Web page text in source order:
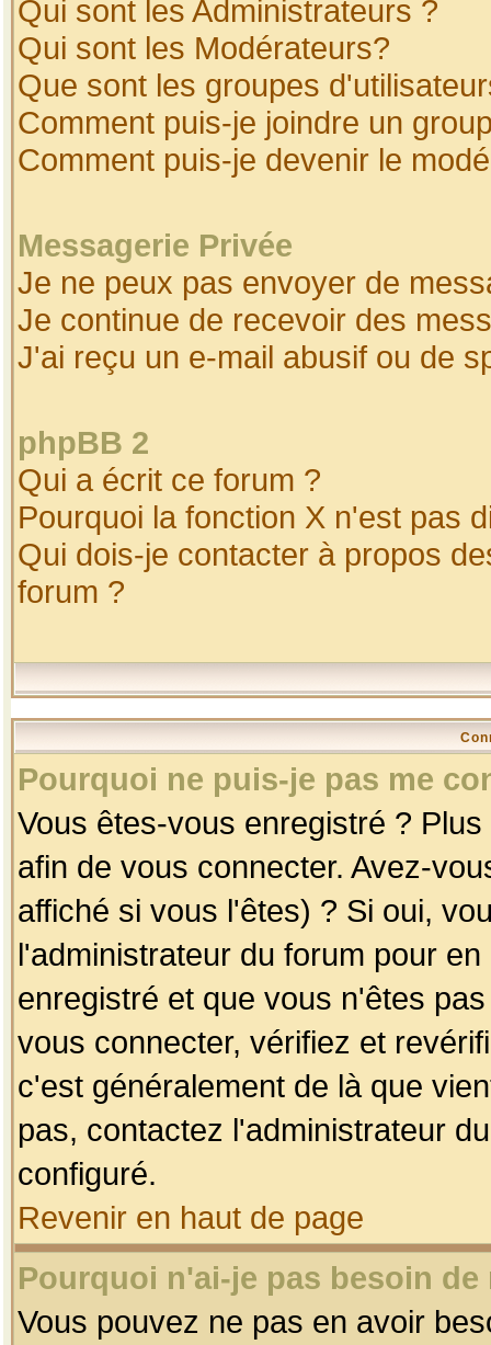
Qui sont les Administrateurs ?
Qui sont les Modérateurs?
Que sont les groupes
Comment puis-je joindre un
Comment puis-je devenir le
Messagerie Privée
Je ne peux pas envoyer de
Je continue de recevoir des
J'ai reçu un e-mail abusif ou de
phpBB 2
Qui a écrit ce forum ?
Pourquoi la fonction X n'est pas
Qui dois-je contacter à propos
forum ?
Pourquoi ne puis-je pas me
Vous êtes-vous enregistré ?
afin de vous connecter. Avez-
affiché si vous l'êtes) ? Si oui,
l'administrateur du forum pour
enregistré et que vous n'êtes
vous connecter, vérifiez et
c'est généralement de là que
pas, contactez l'administrateur
configuré.
Revenir en haut de page
Pourquoi n'ai-je pas besoin
Vous pouvez ne pas en avoir